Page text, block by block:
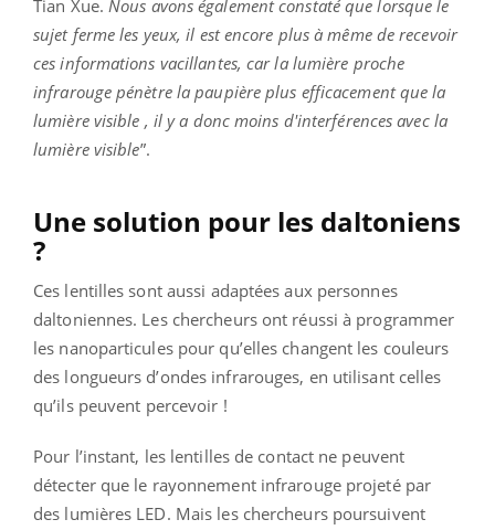
Tian Xue. Nous avons également constaté que lorsque le
sujet ferme les yeux, il est encore plus à même de recevoir
ces informations vacillantes, car la lumière proche
infrarouge pénètre la paupière plus efficacement que la
lumière visible , il y a donc moins d'interférences avec la
lumière visible”.
Une solution pour les daltoniens
?
Ces lentilles sont aussi adaptées aux personnes
daltoniennes. Les chercheurs ont réussi à programmer
les nanoparticules pour qu’elles changent les couleurs
des longueurs d’ondes infrarouges, en utilisant celles
qu’ils peuvent percevoir !
Pour l’instant, les lentilles de contact ne peuvent
détecter que le rayonnement infrarouge projeté par
des lumières LED. Mais les chercheurs poursuivent